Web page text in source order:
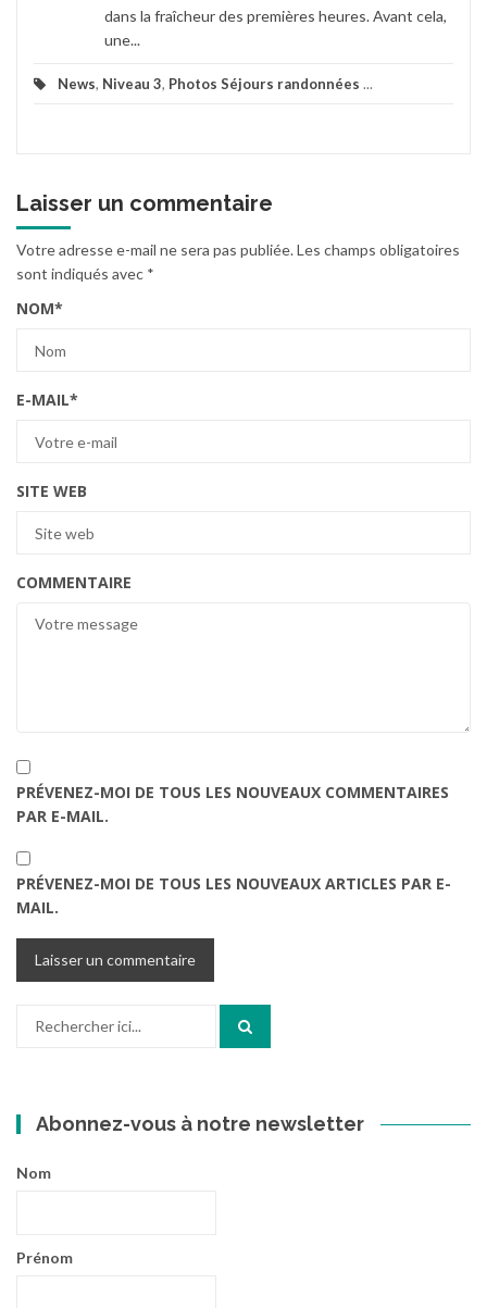
dans la fraîcheur des premières heures. Avant cela,
une...
News, Niveau 3, Photos Séjours randonnées ...
Laisser un commentaire
Votre adresse e-mail ne sera pas publiée.Les champs obligatoires
sont indiqués avec *
NOM*
E-MAIL*
SITE WEB
COMMENTAIRE
PRÉVENEZ-MOI DE TOUS LES NOUVEAUX COMMENTAIRES
PAR E-MAIL.
PRÉVENEZ-MOI DE TOUS LES NOUVEAUX ARTICLES PAR E-
MAIL.
Abonnez-vous à notre newsletter
Nom
Prénom